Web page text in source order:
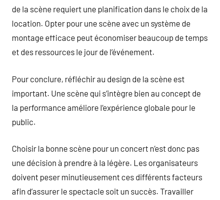
de la scène requiert une planification dans le choix de la
location. Opter pour une scène avec un système de
montage efficace peut économiser beaucoup de temps
et des ressources le jour de l’événement.
Pour conclure, réfléchir au design de la scène est
important. Une scène qui s’intègre bien au concept de
la performance améliore l’expérience globale pour le
public.
Choisir la bonne scène pour un concert n’est donc pas
une décision à prendre à la légère. Les organisateurs
doivent peser minutieusement ces différents facteurs
afin d’assurer le spectacle soit un succès. Travailler